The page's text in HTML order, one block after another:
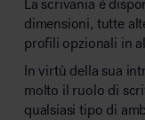
La scrivania è
dimensioni, tutte
profili opzionali in
In virtù della sua
molto il ruolo di
qualsiasi tipo di